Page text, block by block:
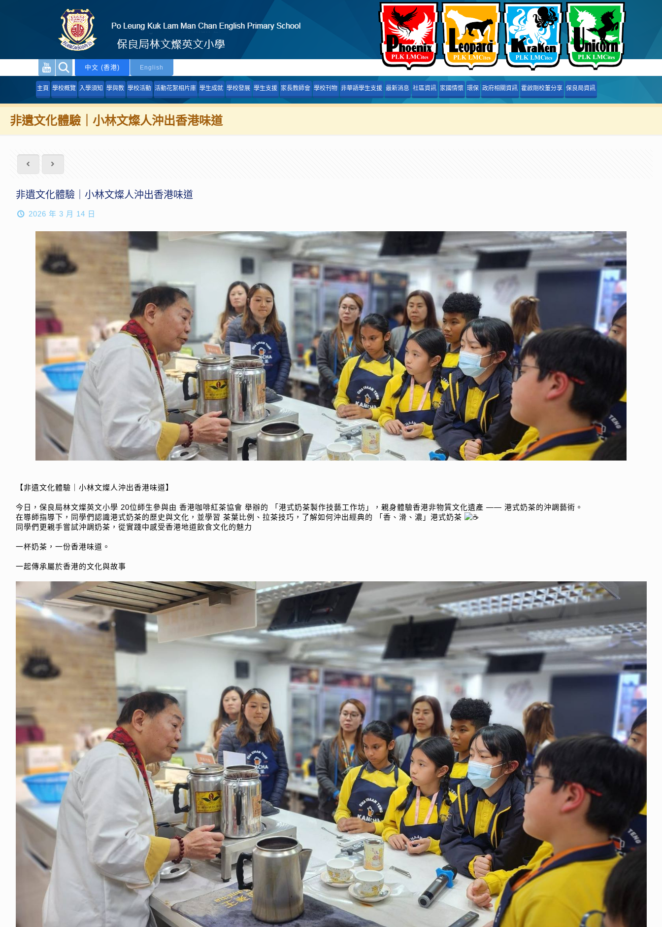
中文 (香港) English
主頁 學校概覽 入學須知 學與教 學校活動 活動花絮相片庫 學生成就 學校發展 學生支援 家長教師會 學校刊物 非華語學生支援 最新消息 社區資訊 家國情懷 環保 政府相關資訊 霍啟剛校董分享 保良局資訊
非遺文化體驗｜小林文燦人沖出香港味道
非遺文化體驗｜小林文燦人沖出香港味道
2026 年 3 月 14 日
【非遺文化體驗｜小林文燦人沖出香港味道】
今日，保良局林文燦英文小學 20位師生參與由 香港咖啡紅茶協會 舉辦的 「港式奶茶製作技藝工作坊」，親身體驗香港非物質文化遺產 —— 港式奶茶的沖調藝術。
在導師指導下，同學們認識港式奶茶的歷史與文化，並學習 茶葉比例、拉茶技巧，了解如何沖出經典的 「香、滑、濃」港式奶茶
同學們更親手嘗試沖調奶茶，從實踐中感受香港地道飲食文化的魅力
一杯奶茶，一份香港味道。
一起傳承屬於香港的文化與故事